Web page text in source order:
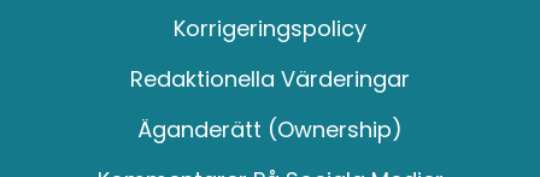
Korrigeringspolicy
Redaktionella Värderingar
Äganderätt (Ownership)